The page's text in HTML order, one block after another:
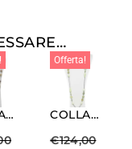
COLLANA LUNGA IN CORALLO FOSSILE E QUARZO FUMÈ
Offerta!
COLLANA IN CRISOPRASIO LEMON E PREHNITE, CON EMATITE
€124,00